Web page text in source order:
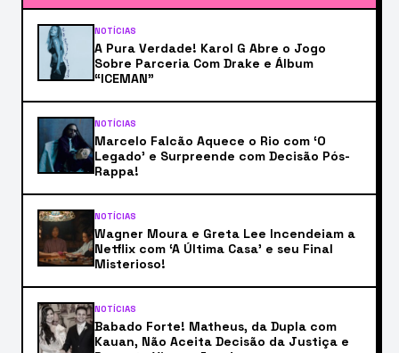
NOTÍCIAS
A Pura Verdade! Karol G Abre o Jogo
Sobre Parceria Com Drake e Álbum
“ICEMAN”
NOTÍCIAS
Marcelo Falcão Aquece o Rio com ‘O
Legado’ e Surpreende com Decisão Pós-
Rappa!
NOTÍCIAS
Wagner Moura e Greta Lee Incendeiam a
Netflix com ‘A Última Casa’ e seu Final
Misterioso!
NOTÍCIAS
Babado Forte! Matheus, da Dupla com
Kauan, Não Aceita Decisão da Justiça e